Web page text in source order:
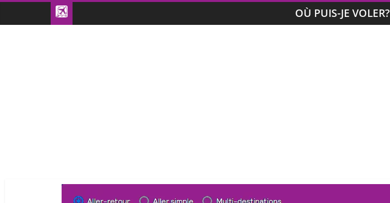
OÙ PUIS-JE VOLER?